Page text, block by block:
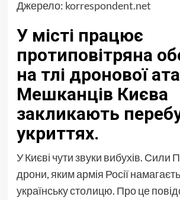
Джерело: korrespondent.net
У місті працює
протиповітряна
на тлі дронової
Мешканців Києва
закликають
укриттях.
У Києві чути звуки вибухів.
дрони, яким армія Росії
українську столицю. Про це